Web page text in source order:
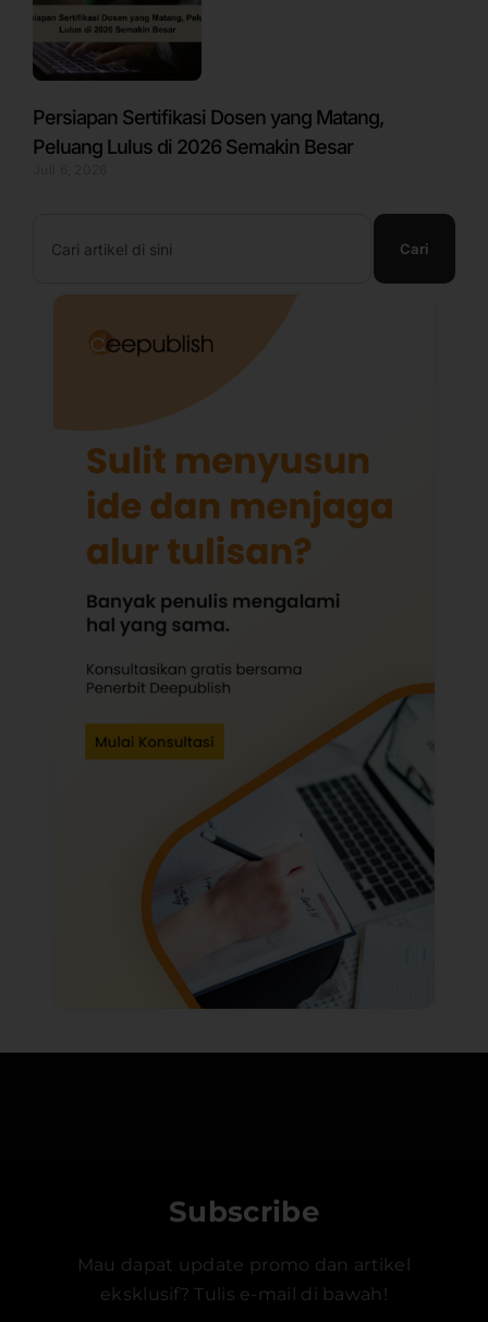
Persiapan Sertifikasi Dosen yang Matang,
Peluang Lulus di 2026 Semakin Besar
Cari
Subscribe
Mau dapat update promo dan artikel
eksklusif? Tulis e-mail di bawah!